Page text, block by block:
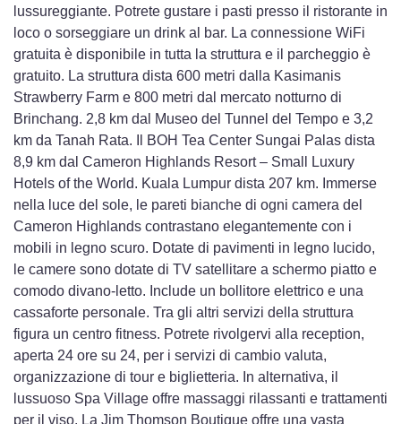
lussureggiante. Potrete gustare i pasti presso il ristorante in
loco o sorseggiare un drink al bar. La connessione WiFi
gratuita è disponibile in tutta la struttura e il parcheggio è
gratuito. La struttura dista 600 metri dalla Kasimanis
Strawberry Farm e 800 metri dal mercato notturno di
Brinchang. 2,8 km dal Museo del Tunnel del Tempo e 3,2
km da Tanah Rata. Il BOH Tea Center Sungai Palas dista
8,9 km dal Cameron Highlands Resort – Small Luxury
Hotels of the World. Kuala Lumpur dista 207 km. Immerse
nella luce del sole, le pareti bianche di ogni camera del
Cameron Highlands contrastano elegantemente con i
mobili in legno scuro. Dotate di pavimenti in legno lucido,
le camere sono dotate di TV satellitare a schermo piatto e
comodo divano-letto. Include un bollitore elettrico e una
cassaforte personale. Tra gli altri servizi della struttura
figura un centro fitness. Potrete rivolgervi alla reception,
aperta 24 ore su 24, per i servizi di cambio valuta,
organizzazione di tour e biglietteria. In alternativa, il
lussuoso Spa Village offre massaggi rilassanti e trattamenti
per il viso. La Jim Thomson Boutique offre una vasta